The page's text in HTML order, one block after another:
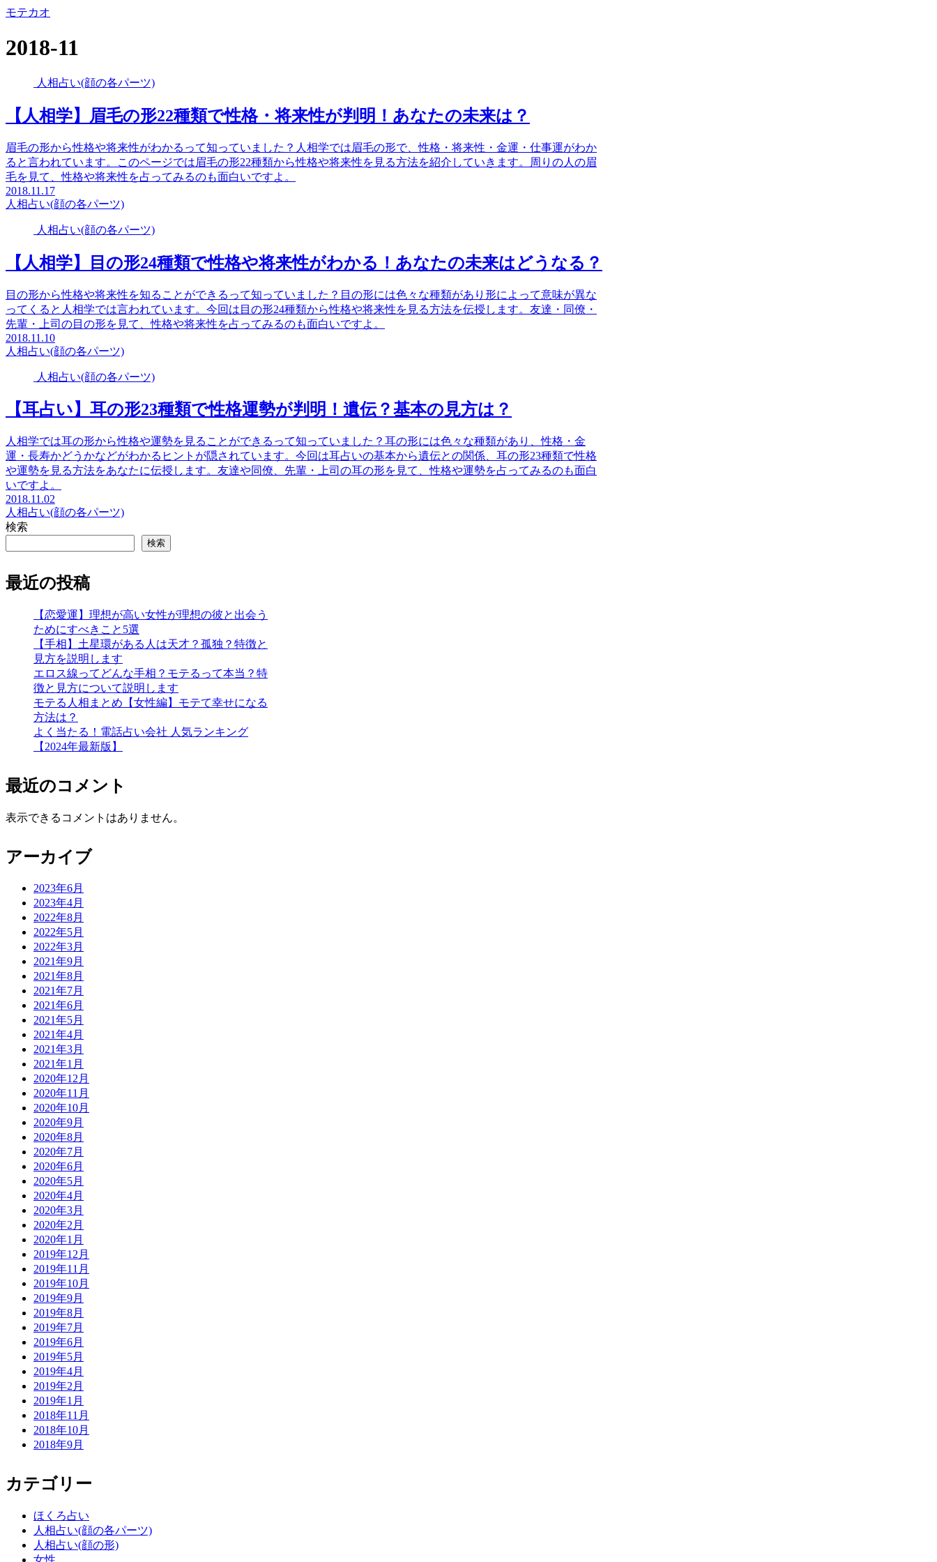
モテカオ
2018-11
人相占い(顔の各パーツ)
【人相学】眉毛の形22種類で性格・将来性が判明！あなたの未来は？
眉毛の形から性格や将来性がわかるって知っていました？人相学では眉毛の形で、性格・将来性・金運・仕事運がわか
ると言われています。このページでは眉毛の形22種類から性格や将来性を見る方法を紹介していきます。周りの人の眉
毛を見て、性格や将来性を占ってみるのも面白いですよ。
2018.11.17
人相占い(顔の各パーツ)
人相占い(顔の各パーツ)
【人相学】目の形24種類で性格や将来性がわかる！あなたの未来はどうなる？
目の形から性格や将来性を知ることができるって知っていました？目の形には色々な種類があり形によって意味が異な
ってくると人相学では言われています。今回は目の形24種類から性格や将来性を見る方法を伝授します。友達・同僚・
先輩・上司の目の形を見て、性格や将来性を占ってみるのも面白いですよ。
2018.11.10
人相占い(顔の各パーツ)
人相占い(顔の各パーツ)
【耳占い】耳の形23種類で性格運勢が判明！遺伝？基本の見方は？
人相学では耳の形から性格や運勢を見ることができるって知っていました？耳の形には色々な種類があり、性格・金
運・長寿かどうかなどがわかるヒントが隠されています。今回は耳占いの基本から遺伝との関係、耳の形23種類で性格
や運勢を見る方法をあなたに伝授します。友達や同僚、先輩・上司の耳の形を見て、性格や運勢を占ってみるのも面白
いですよ。
2018.11.02
人相占い(顔の各パーツ)
検索
検索
最近の投稿
【恋愛運】理想が高い女性が理想の彼と出会う
ためにすべきこと5選
【手相】土星環がある人は天才？孤独？特徴と
見方を説明します
エロス線ってどんな手相？モテるって本当？特
徴と見方について説明します
モテる人相まとめ【女性編】モテて幸せになる
方法は？
よく当たる！電話占い会社 人気ランキング
【2024年最新版】
最近のコメント
表示できるコメントはありません。
アーカイブ
2023年6月
2023年4月
2022年8月
2022年5月
2022年3月
2021年9月
2021年8月
2021年7月
2021年6月
2021年5月
2021年4月
2021年3月
2021年1月
2020年12月
2020年11月
2020年10月
2020年9月
2020年8月
2020年7月
2020年6月
2020年5月
2020年4月
2020年3月
2020年2月
2020年1月
2019年12月
2019年11月
2019年10月
2019年9月
2019年8月
2019年7月
2019年6月
2019年5月
2019年4月
2019年2月
2019年1月
2018年11月
2018年10月
2018年9月
カテゴリー
ほくろ占い
人相占い(顔の各パーツ)
人相占い(顔の形)